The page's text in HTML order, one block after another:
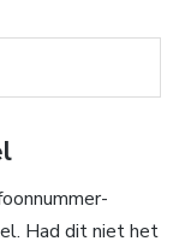
Had dit niet het